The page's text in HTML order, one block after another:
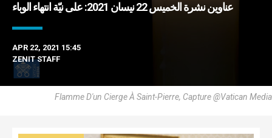
عناوين نشرة الخميس 22 نيسان 2021: على نيّة انتهاء الوباء
APR 22, 2021 15:45
ZENIT STAFF
Flamme D'un Cierge À Saint-Pierre, Capture @Vatican Media